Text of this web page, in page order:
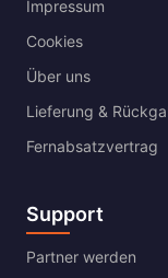
Impressum
Cookies
Über uns
Lieferung &
Fernabsatzvertrag
Support
Partner werden